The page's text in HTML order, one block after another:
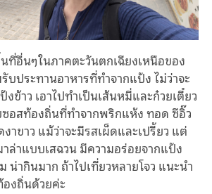
ที่อื่นๆในภาคตะวันตกเฉียงเหนือของ
บประทานอาหารที่ทำจากแป้ง ไม่ว่าจะ
ข้าว เอาไปทำเป็นเส้นหมี่และก๋วยเตี๋ยว
อสท้องถิ่นที่ทำจากพริกแห้ง ทอด ซีอิ๊ว
าขาว แม้ว่าจะมีรสเผ็ดและเปรี้ยว แต่
ล่าแบบเสฉวน มีความอร่อยจากแป้ง
ากินมาก ถ้าไปเที่ยวหลายโจว แนะนำ
งถิ่นด้วยค่ะ